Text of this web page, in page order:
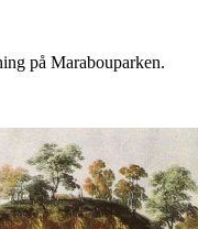
på Marabouparken.